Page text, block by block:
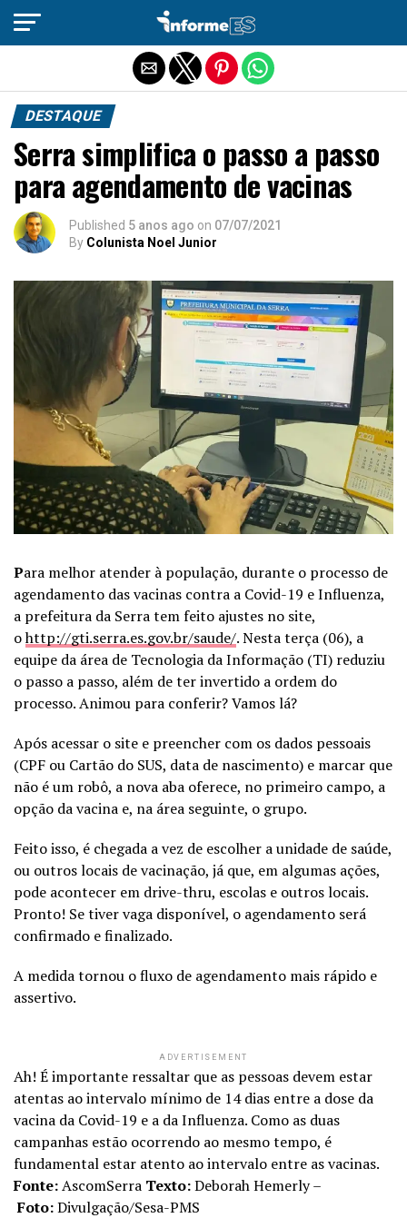
DESTAQUE
Serra simplifica o passo a passo
para agendamento de vacinas
Published 5 anos ago on 07/07/2021
By Colunista Noel Junior
Para melhor atender à população, durante o processo de
agendamento das vacinas contra a Covid-19 e Influenza,
a prefeitura da Serra tem feito ajustes no site,
ohttp://gti.serra.es.gov.br/saude/. Nesta terça (06), a
equipe da área de Tecnologia da Informação (TI) reduziu
o passo a passo, além de ter invertido a ordem do
processo. Animou para conferir? Vamos lá?
Após acessar o site e preencher com os dados pessoais
(CPF ou Cartão do SUS, data de nascimento) e marcar que
não é um robô, a nova aba oferece, no primeiro campo, a
opção da vacina e, na área seguinte, o grupo.
Feito isso, é chegada a vez de escolher a unidade de saúde,
ou outros locais de vacinação, já que, em algumas ações,
pode acontecer em drive-thru, escolas e outros locais.
Pronto! Se tiver vaga disponível, o agendamento será
confirmado e finalizado.
A medida tornou o fluxo de agendamento mais rápido e
assertivo.
ADVERTISEMENT
Ah! É importante ressaltar que as pessoas devem estar
atentas ao intervalo mínimo de 14 dias entre a dose da
vacina da Covid-19 e a da Influenza. Como as duas
campanhas estão ocorrendo ao mesmo tempo, é
fundamental estar atento ao intervalo entre as vacinas.
Fonte:AscomSerra Texto:Deborah Hemerly –
Foto:Divulgação/Sesa-PMS
Sair da versão mobile